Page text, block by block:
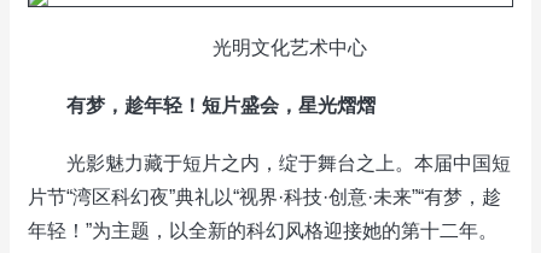
光明文化艺术中心
有梦，趁年轻！短片盛会，星光熠熠
光影魅力藏于短片之内，绽于舞台之上。本届中国短
片节“湾区科幻夜”典礼以“视界·科技·创意·未来”“有梦，趁
年轻！”为主题，以全新的科幻风格迎接她的第十二年。